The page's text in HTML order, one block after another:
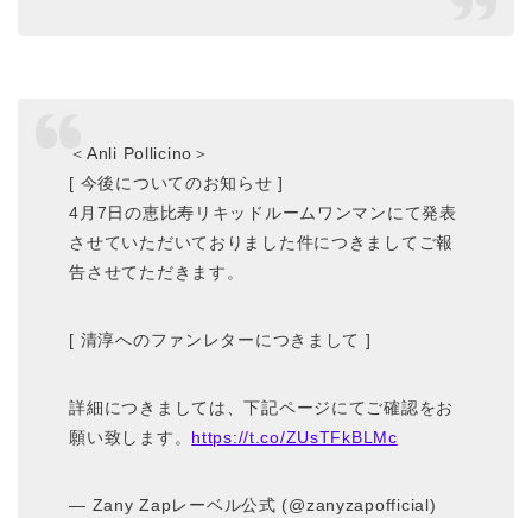
＜Anli Pollicino＞
[ 今後についてのお知らせ ]
4月7日の恵比寿リキッドルームワンマンにて発表
させていただいておりました件につきましてご報
告させてただきます。
[ 清淳へのファンレターにつきまして ]
詳細につきましては、下記ページにてご確認をお
願い致します。 https://t.co/ZUsTFkBLMc
— Zany Zapレーベル公式 (@zanyzapofficial)